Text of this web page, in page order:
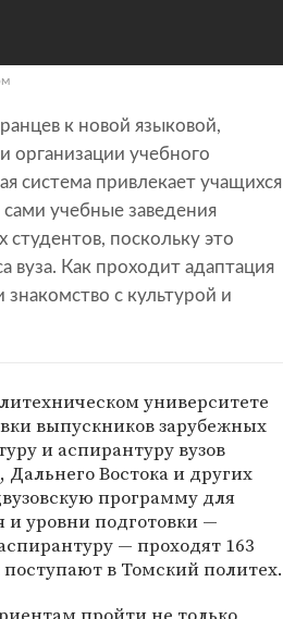
к новой языковой,
организации учебного
система привлекает учащихся
учебные заведения
поскольку это
вуза. Как проходит адаптация
знакомство с культурой и
университете
выпускников зарубежных
и аспирантуру вузов
Востока и других
программу для
и уровни подготовки —
— проходят 163
в Томский политех.